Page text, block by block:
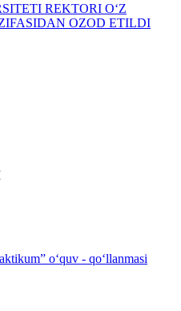
REKTORI O‘Z
OZOD ETILDI
o‘quv - qo‘llanmasi